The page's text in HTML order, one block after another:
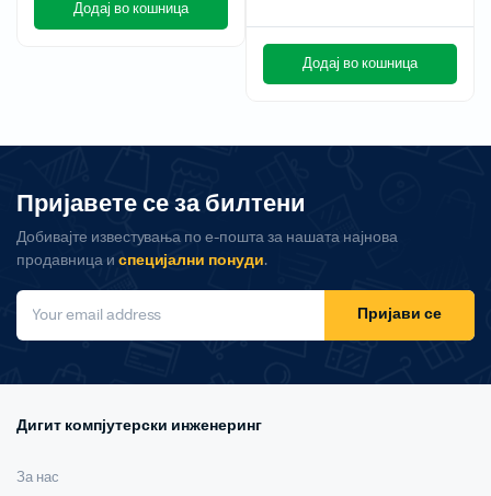
Додај во кошница
Додај во кошница
Пријавете се за билтени
Добивајте известувања по е-пошта за нашата најнова
продавница и специјални понуди.
Пријави се
Дигит компјутерски инженеринг
За нас